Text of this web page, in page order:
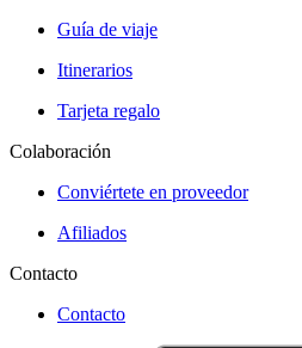
Guía de viaje
Itinerarios
Tarjeta regalo
Colaboración
Conviértete en proveedor
Afiliados
Contacto
Contacto